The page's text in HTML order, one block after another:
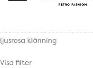
ljusrosa klänning
Visa filter